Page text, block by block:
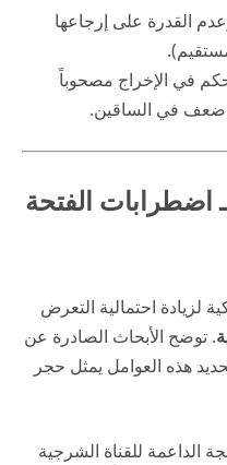
القدرة على إرجاعها
في الإخراج مصحوباً
ضعف في الساقين.
اضطرابات الفتحة
لزيادة احتمالية التعرض
. توضح الأبحاث الصادرة عن
هذه العوامل يمثل حجر
الداعمة للقناة الشرجية